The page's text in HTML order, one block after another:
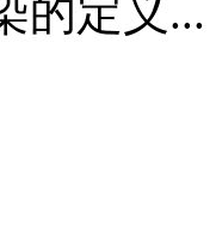
的定义...